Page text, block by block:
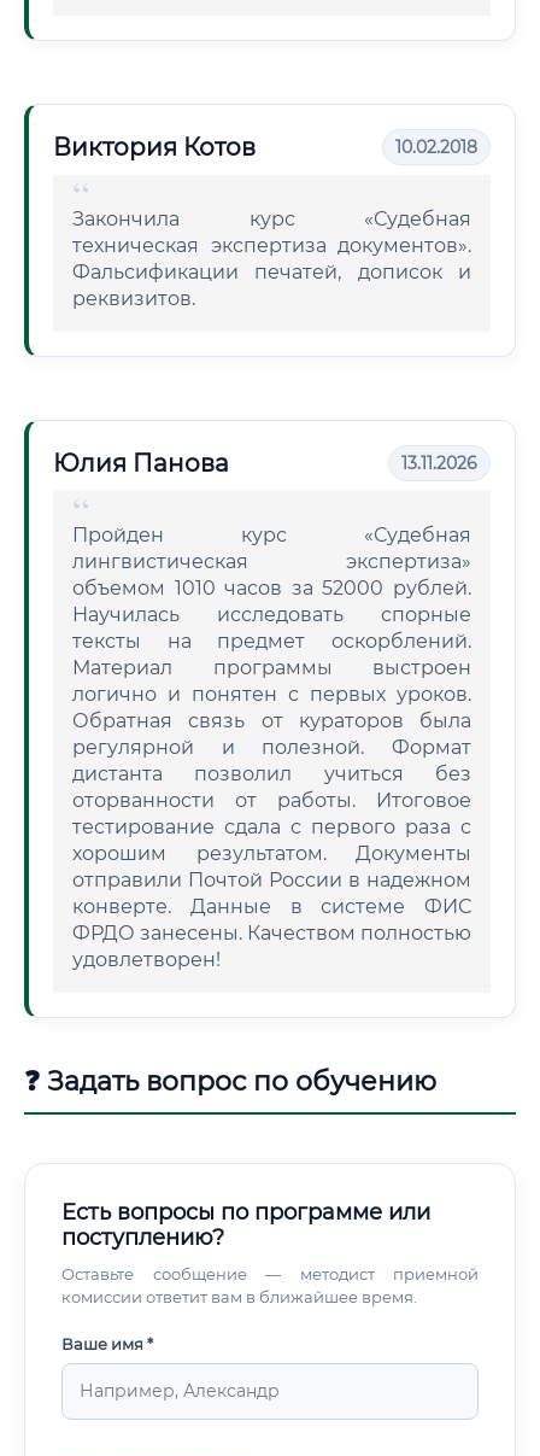
Виктория Котов 10.02.2018
Закончила курс «Судебная
техническая экспертиза документов».
Фальсификации печатей, дописок и
реквизитов.
Юлия Панова 13.11.2026
Пройден курс «Судебная
лингвистическая экспертиза»
объемом 1010 часов за 52000 рублей.
Научилась исследовать спорные
тексты на предмет оскорблений.
Материал программы выстроен
логично и понятен с первых уроков.
Обратная связь от кураторов была
регулярной и полезной. Формат
дистанта позволил учиться без
оторванности от работы. Итоговое
тестирование сдала с первого раза с
хорошим результатом. Документы
отправили Почтой России в надежном
конверте. Данные в системе ФИС
ФРДО занесены. Качеством полностью
удовлетворен!
❓ Задать вопрос по обучению
Есть вопросы по программе или
поступлению?
Оставьте сообщение — методист приемной
комиссии ответит вам в ближайшее время.
Ваше имя *